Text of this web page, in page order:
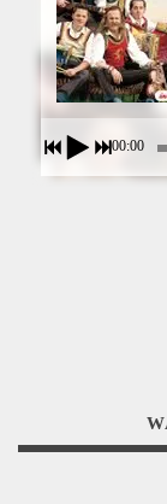
00:00